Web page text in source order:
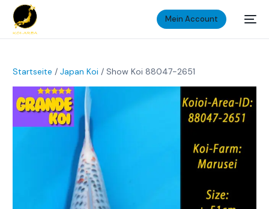
Mein Account
Startseite /Japan Koi / Show Koi 88047-2651